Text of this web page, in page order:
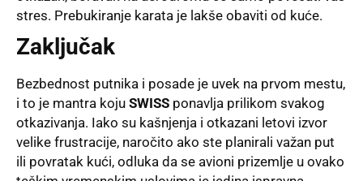
stres. Prebukiranje karata je lakše obaviti od kuće.
Zaključak
Bezbednost putnika i posade je uvek na prvom mestu,
i to je mantra koju SWISS ponavlja prilikom svakog
otkazivanja. Iako su kašnjenja i otkazani letovi izvor
velike frustracije, naročito ako ste planirali važan put
ili povratak kući, odluka da se avioni prizemlje u ovako